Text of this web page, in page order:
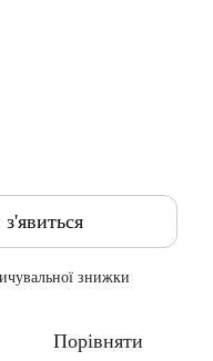
знижки
Порівняти